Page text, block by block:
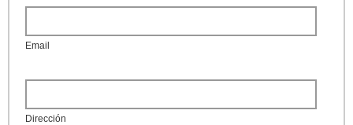
Email
Dirección